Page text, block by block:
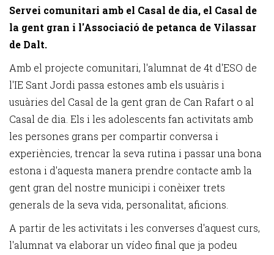
Servei comunitari amb el Casal de dia, el Casal de
la gent gran i l'Associació de petanca de Vilassar
de Dalt.
Amb el projecte comunitari, l'alumnat de 4t d'ESO de
l'IE Sant Jordi passa estones amb els usuàris i
usuàries del Casal de la gent gran de Can Rafart o al
Casal de dia. Els i les adolescents fan activitats amb
les persones grans per compartir conversa i
experiències, trencar la seva rutina i passar una bona
estona i d'aquesta manera prendre contacte amb la
gent gran del nostre municipi i conèixer trets
generals de la seva vida, personalitat, aficions.
A partir de les activitats i les converses d'aquest curs,
l'alumnat va elaborar un vídeo final que ja podeu